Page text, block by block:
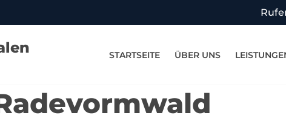
STARTSEITE ÜBER UNS